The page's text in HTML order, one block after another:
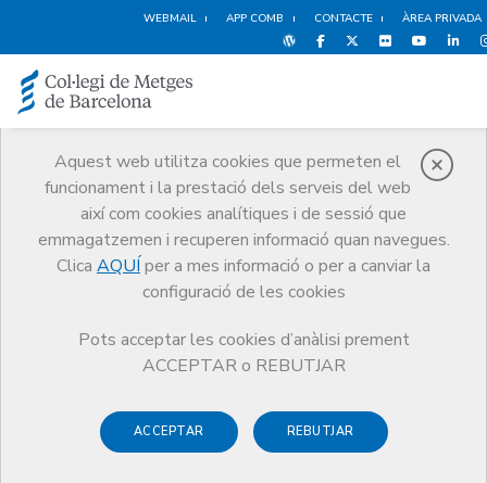
WEBMAIL APP COMB CONTACTE ÀREA PRIVADA
Aquest web utilitza cookies que permeten el
funcionament i la prestació dels serveis del web
així com cookies analítiques i de sessió que
emmagatzemen i recuperen informació quan navegues.
Clica AQUÍ per a mes informació o per a canviar la
configuració de les cookies
Pots acceptar les cookies d’anàlisi prement
ACCEPTAR o REBUTJAR
ACCEPTAR REBUTJAR
Notícies
Comunicació
Notícies
Presentació del Quadern de la Bona Praxi sobre la incorporació de
tecnologia mèdica innovadora. Vídeo disponible